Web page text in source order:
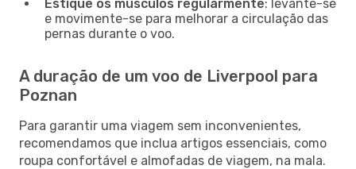
Estique os músculos regularmente: levante-se
e movimente-se para melhorar a circulação das
pernas durante o voo.
A duração de um voo de Liverpool para
Poznan
Para garantir uma viagem sem inconvenientes,
recomendamos que inclua artigos essenciais, como
roupa confortável e almofadas de viagem, na mala.